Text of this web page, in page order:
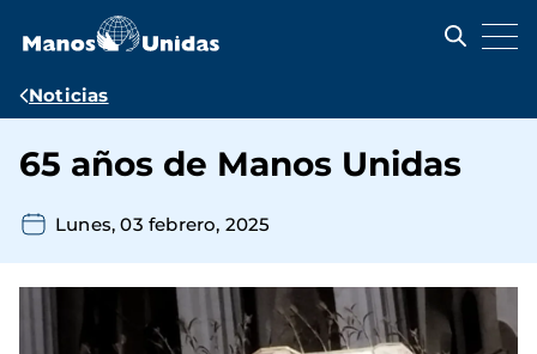
contenido
Ruta
navegación
Noticias
65 años de Manos Unidas
Lunes, 03 febrero, 2025